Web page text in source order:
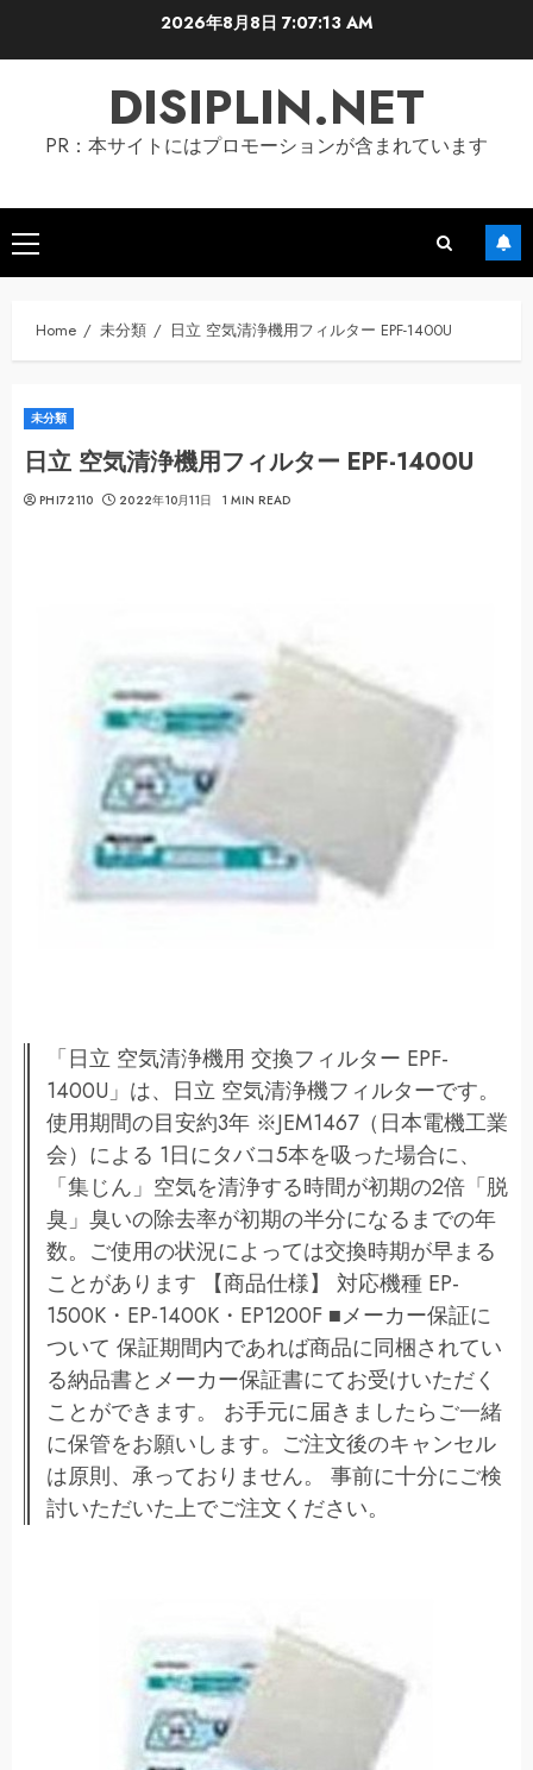
2026年8月8日 7:07:14 AM
DISIPLIN.NET
PR：本サイトにはプロモーションが含まれています
Primary
Menu
Home 未分類 日立 空気清浄機用フィルター EPF-1400U
未分類
日立 空気清浄機用フィルター EPF-1400U
PHI72110 2022年10月11日 1 MIN READ
「日立 空気清浄機用 交換フィルター EPF-
1400U」は、日立 空気清浄機フィルターです。
使用期間の目安約3年 ※JEM1467（日本電機工業
会）による 1日にタバコ5本を吸った場合に、
「集じん」空気を清浄する時間が初期の2倍「脱
臭」臭いの除去率が初期の半分になるまでの年
数。ご使用の状況によっては交換時期が早まる
ことがあります 【商品仕様】 対応機種 EP-
1500K・EP-1400K・EP1200F ■メーカー保証に
ついて 保証期間内であれば商品に同梱されてい
る納品書とメーカー保証書にてお受けいただく
ことができます。 お手元に届きましたらご一緒
に保管をお願いします。ご注文後のキャンセル
は原則、承っておりません。 事前に十分にご検
討いただいた上でご注文ください。